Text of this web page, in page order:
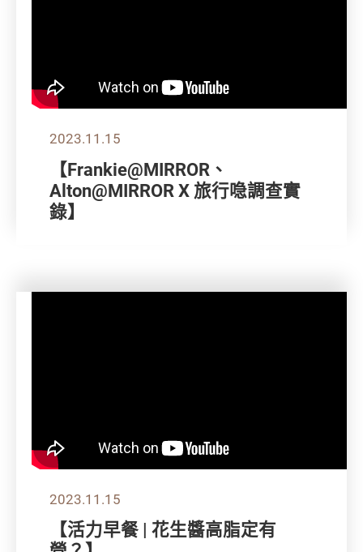
2023.11.15
【Frankie@MIRROR、
Alton@MIRROR X 旅行喼調查實
錄】
2023.11.15
【活力早餐 | 花生醬高脂定有